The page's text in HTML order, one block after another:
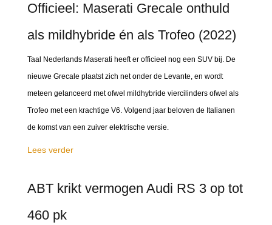
Officieel: Maserati Grecale onthuld
als mildhybride én als Trofeo (2022)
Taal Nederlands Maserati heeft er officieel nog een SUV bij. De
nieuwe Grecale plaatst zich net onder de Levante, en wordt
meteen gelanceerd met ofwel mildhybride viercilinders ofwel als
Trofeo met een krachtige V6. Volgend jaar beloven de Italianen
de komst van een zuiver elektrische versie.
Lees verder
ABT krikt vermogen Audi RS 3 op tot
460 pk